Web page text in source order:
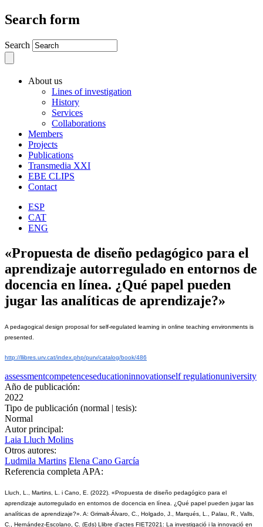
Search form
Search
About us
Lines of investigation
History
Services
Collaborations
Members
Projects
Publications
Transmedia XXI
EBE CLIPS
Contact
ESP
CAT
ENG
«Propuesta de diseño pedagógico para el
aprendizaje autorregulado en entornos de
docencia en línea. ¿Qué papel pueden
jugar las analíticas de aprendizaje?»
A pedagogical design proposal for self-regulated learning in online teaching environments is
presented.
http://llibres.urv.cat/index.php/purv/catalog/book/486
assessmentcompetenceseducationinnovationself regulationuniversity
Año de publicación:
2022
Tipo de publicación (normal | tesis):
Normal
Autor principal:
Laia Lluch Molins
Otros autores:
Ludmila Martins Elena Cano García
Referencia completa APA:
Lluch, L., Martins, L. i Cano, E. (2022). «Propuesta de diseño pedagógico para el
aprendizaje autorregulado en entornos de docencia en línea. ¿Qué papel pueden jugar las
analíticas de aprendizaje?». A: Grimalt-Álvaro, C., Holgado, J., Marqués, L., Palau, R., Valls,
C., Hernández-Escolano, C. (Eds) Llibre d’actes FIET2021: La investigació i la innovació en